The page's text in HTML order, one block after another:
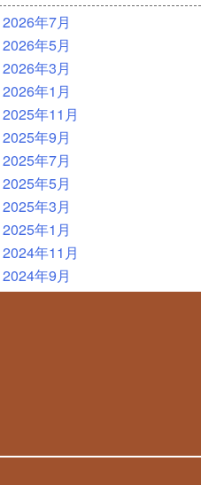
2026年7月
2026年5月
2026年3月
2026年1月
2025年11月
2025年9月
2025年7月
2025年5月
2025年3月
2025年1月
2024年11月
2024年9月